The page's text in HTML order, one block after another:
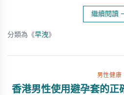
繼續閱讀
分類為《早洩》
男性健康
香港男性使用避孕套的正